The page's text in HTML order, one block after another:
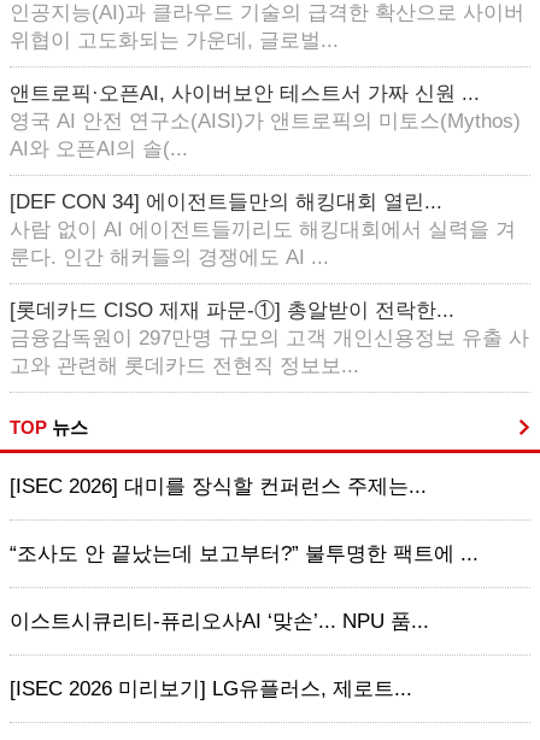
인공지능(AI)과 클라우드 기술의 급격한 확산으로 사이버
위협이 고도화되는 가운데, 글로벌...
앤트로픽·오픈AI, 사이버보안 테스트서 가짜 신원 ...
영국 AI 안전 연구소(AISI)가 앤트로픽의 미토스(Mythos)
AI와 오픈AI의 솔(...
[DEF CON 34] 에이전트들만의 해킹대회 열린...
사람 없이 AI 에이전트들끼리도 해킹대회에서 실력을 겨
룬다. 인간 해커들의 경쟁에도 AI ...
[롯데카드 CISO 제재 파문-①] 총알받이 전락한...
금융감독원이 297만명 규모의 고객 개인신용정보 유출 사
고와 관련해 롯데카드 전현직 정보보...
TOP 뉴스
[ISEC 2026] 대미를 장식할 컨퍼런스 주제는...
“조사도 안 끝났는데 보고부터?” 불투명한 팩트에 ...
이스트시큐리티-퓨리오사AI ‘맞손’... NPU 품...
[ISEC 2026 미리보기] LG유플러스, 제로트...